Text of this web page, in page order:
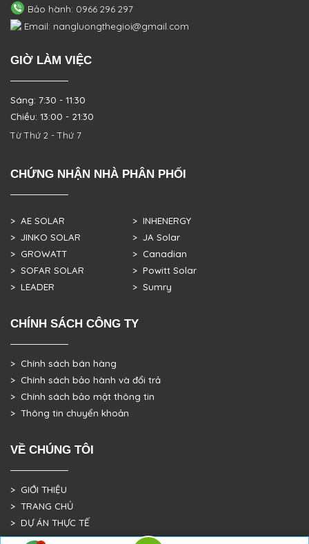
Bảo hành: 0966 296 297
Email: nangluongthegioi@gmail.com
GIỜ LÀM VIỆC
Sáng: 7:30 - 11:30
Chiều: 13:00 - 21:30
Từ Thứ 2 - Thứ 7
CHỨNG NHẬN NHÀ PHÂN PHỐI
> AE SOLAR
> JINKO SOLAR
> GROWATT
> SOFAR SOLAR
> LEADER
> INHENERGY
> JA Solar
> Canadian
> Powitt Solar
> Sumry
CHÍNH SÁCH CÔNG TY
> Chính sách bán hàng
> Chính sách bảo hành và đổi trả
> Chính sách bảo mật thông tin
> Thông tin chuyển khoản
VỀ CHÚNG TÔI
> GIỚI THIỆU
> TRANG CHỦ
> DỰ ÁN THỰC TẾ